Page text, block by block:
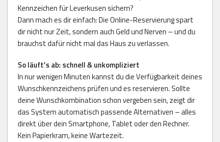
Kennzeichen für Leverkusen sichern?
Dann mach es dir einfach: Die Online-Reservierung spart
dir nicht nur Zeit, sondern auch Geld und Nerven – und du
brauchst dafür nicht mal das Haus zu verlassen.
So läuft’s ab: schnell & unkompliziert
In nur wenigen Minuten kannst du die Verfügbarkeit deines
Wunschkennzeichens prüfen und es reservieren. Sollte
deine Wunschkombination schon vergeben sein, zeigt dir
das System automatisch passende Alternativen – alles
direkt über dein Smartphone, Tablet oder den Rechner.
Kein Papierkram, keine Wartezeit.